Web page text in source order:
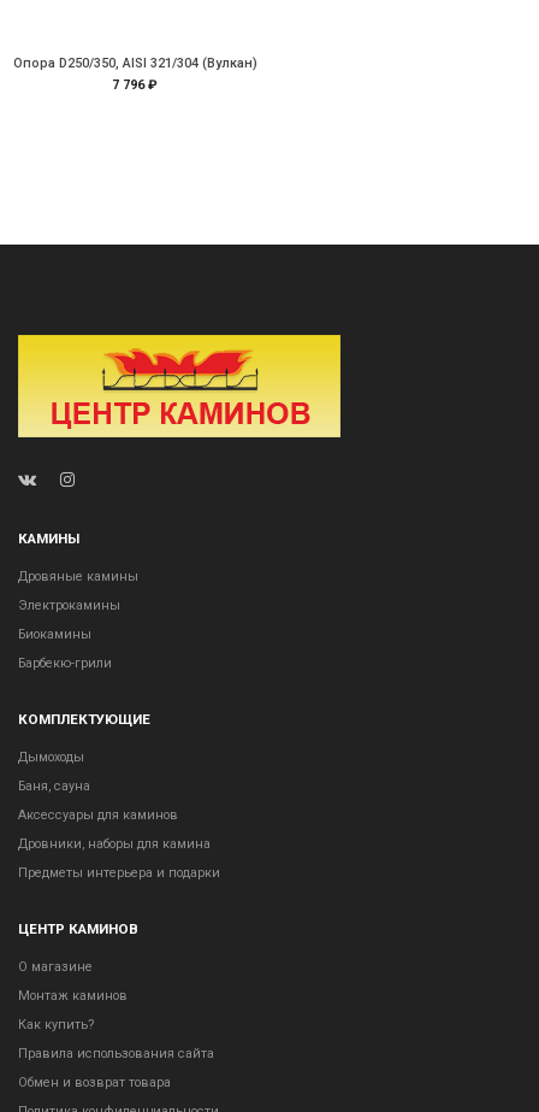
Опора D250/350, AISI 321/304 (Вулкан)
7 796 ₽
КАМИНЫ
Дровяные камины
Электрокамины
Биокамины
Барбекю-грили
КОМПЛЕКТУЮЩИЕ
Дымоходы
Баня, сауна
Аксессуары для каминов
Дровники, наборы для камина
Предметы интерьера и подарки
ЦЕНТР КАМИНОВ
О магазине
Монтаж каминов
Как купить?
Правила использования сайта
Обмен и возврат товара